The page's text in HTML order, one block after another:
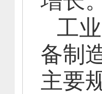
工
备制
主要